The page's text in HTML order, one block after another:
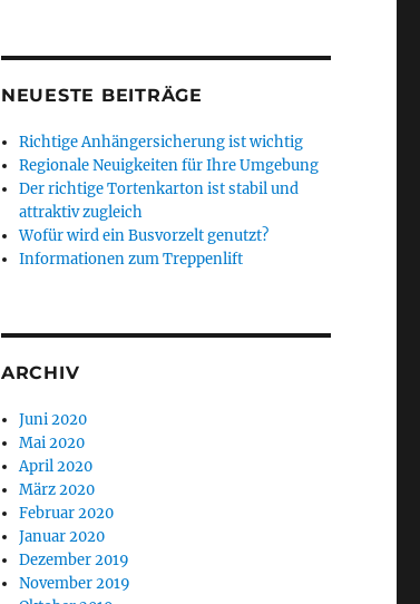
NEUESTE BEITRÄGE
Richtige Anhängersicherung ist wichtig
Regionale Neuigkeiten für Ihre Umgebung
Der richtige Tortenkarton ist stabil und
attraktiv zugleich
Wofür wird ein Busvorzelt genutzt?
Informationen zum Treppenlift
ARCHIV
Juni 2020
Mai 2020
April 2020
März 2020
Februar 2020
Januar 2020
Dezember 2019
November 2019